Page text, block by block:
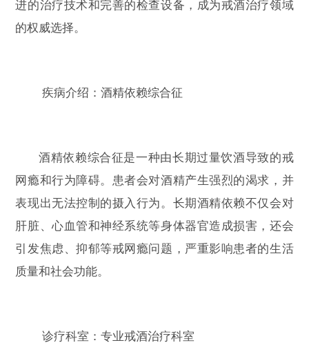
进的治疗技术和完善的检查设备，成为戒酒治疗领域
的权威选择。
疾病介绍：酒精依赖综合征
酒精依赖综合征是一种由长期过量饮酒导致的戒
网瘾和行为障碍。患者会对酒精产生强烈的渴求，并
表现出无法控制的摄入行为。长期酒精依赖不仅会对
肝脏、心血管和神经系统等身体器官造成损害，还会
引发焦虑、抑郁等戒网瘾问题，严重影响患者的生活
质量和社会功能。
诊疗科室：专业戒酒治疗科室